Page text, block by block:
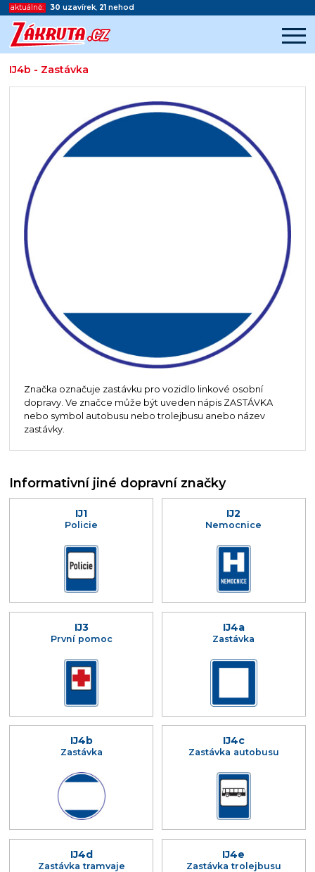
aktuálně: 30 uzavírek, 21 nehod
IJ4b - Zastávka
Začátek reklamy
Konec reklamy
Značka označuje zastávku pro vozidlo linkové osobní
dopravy. Ve značce může být uveden nápis ZASTÁVKA
nebo symbol autobusu nebo trolejbusu anebo název
zastávky.
Informativní jiné dopravní značky
IJ1
Policie
IJ2
Nemocnice
IJ3
První pomoc
IJ4a
Zastávka
IJ4b
Zastávka
IJ4c
Zastávka autobusu
IJ4d
Zastávka tramvaje
IJ4e
Zastávka trolejbusu